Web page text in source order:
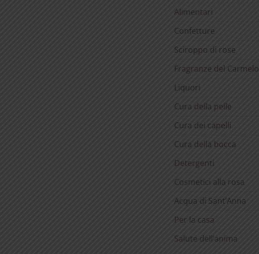
Alimentari
Confetture
Sciroppo di rose
Fragranze del Carmelo
Liquori
Cura della pelle
Cura dei capelli
Cura della bocca
Detergenti
Cosmetici alla rosa
Acqua di Sant’Anna
Per la casa
Salute dell’anima